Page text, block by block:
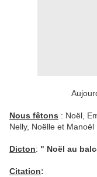
Nous fêtons : Noël,
Nelly, Noëlle et Manoël
Dicton: " Noël au
Citation: